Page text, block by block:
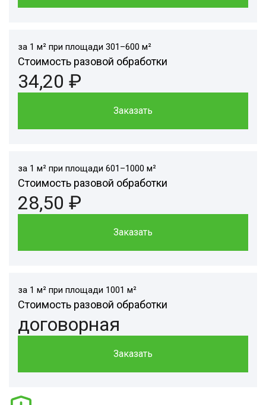
за 1 м² при площади 301–600 м²
Стоимость разовой обработки
34,20 ₽
Заказать
за 1 м² при площади 601–1000 м²
Стоимость разовой обработки
28,50 ₽
Заказать
за 1 м² при площади 1001 м²
Стоимость разовой обработки
договорная
Заказать